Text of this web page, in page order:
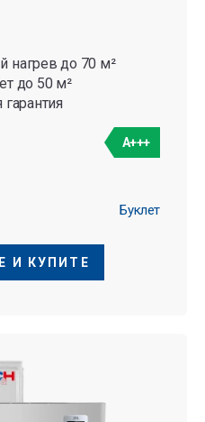
нагрев до 70 м²
до 50 м²
гарантия
A+++
Буклет
И КУПИТЕ